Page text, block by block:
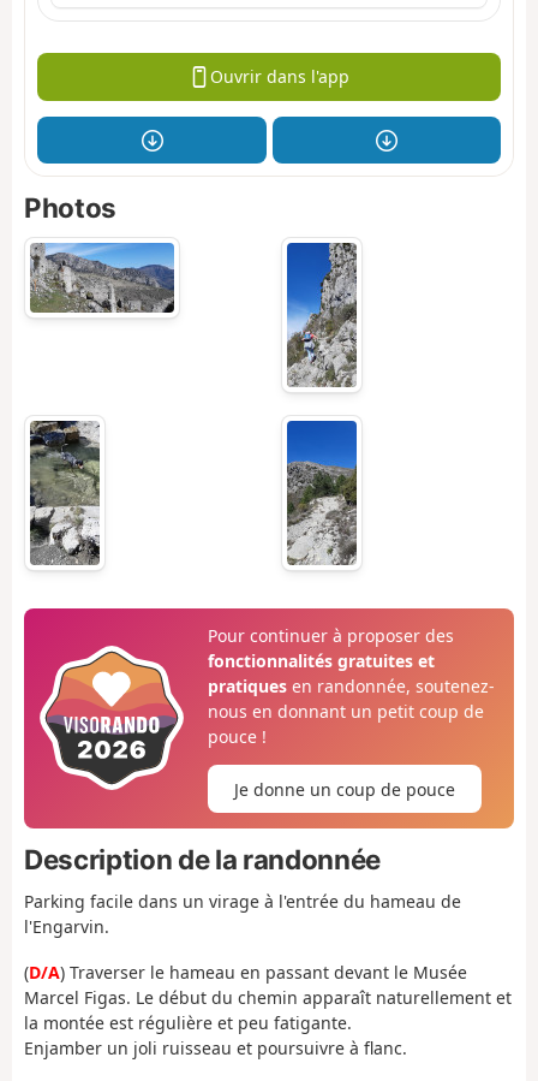
Ouvrir dans l'app
Photos
Pour continuer à proposer des
fonctionnalités gratuites et
pratiquesen randonnée, soutenez-
nous en donnant un petit coup de
pouce !
Je donne un coup de pouce
Description de la randonnée
Parking facile dans un virage à l'entrée du hameau de
l'Engarvin.
(D/A) Traverser le hameau en passant devant le Musée
Marcel Figas. Le début du chemin apparaît naturellement et
la montée est régulière et peu fatigante.
Enjamber un joli ruisseau et poursuivre à flanc.